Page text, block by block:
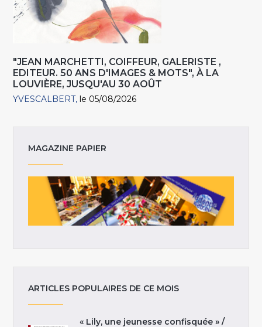
"JEAN MARCHETTI, COIFFEUR, GALERISTE ,
EDITEUR. 50 ANS D'IMAGES & MOTS", À LA
LOUVIÈRE, JUSQU'AU 30 AOÛT
YVESCALBERT le 05/08/2026
MAGAZINE PAPIER
ARTICLES POPULAIRES DE CE MOIS
« Lily, une jeunesse confisquée » /